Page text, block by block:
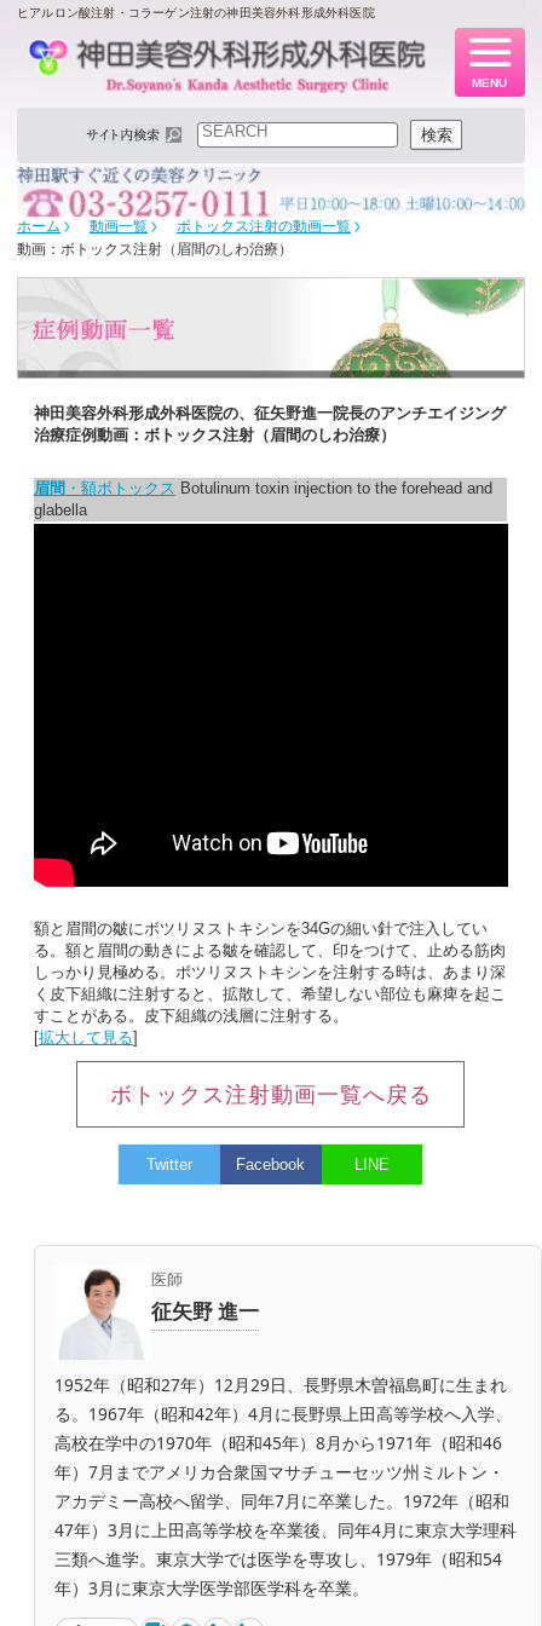
ヒアルロン酸注射・コラーゲン注射の神田美容外科形成外科医院
検索 検索
MENU
ホーム 動画一覧
ボトックス注射の動画一覧
動画：ボトックス注射（眉間のしわ治療）
神田美容外科形成外科医院の、征矢野進一院長のアンチエイジング
治療症例動画：ボトックス注射（眉間のしわ治療）
眉間 ・額ボトックス Botulinum toxin injection to the forehead and
glabella
額と眉間の皺にボツリヌストキシンを34Gの細い針で注入してい
る。額と眉間の動きによる皺を確認して、印をつけて、止める筋肉
しっかり見極める。ボツリヌストキシンを注射する時は、あまり深
く皮下組織に注射すると、拡散して、希望しない部位も麻痺を起こ
すことがある。皮下組織の浅層に注射する。
[拡大して見る]
ボトックス注射動画一覧へ戻る
Twitter Facebook LINE
医師
征矢野 進一
1952年（昭和27年）12月29日、長野県木曽福島町に生まれ
る。1967年（昭和42年）4月に長野県上田高等学校へ入学、
高校在学中の1970年（昭和45年）8月から1971年（昭和46
年）7月までアメリカ合衆国マサチューセッツ州ミルトン・
アカデミー高校へ留学、同年7月に卒業した。1972年（昭和
47年）3月に上田高等学校を卒業後、同年4月に東京大学理科
三類へ進学。東京大学では医学を専攻し、1979年（昭和54
年）3月に東京大学医学部医学科を卒業。